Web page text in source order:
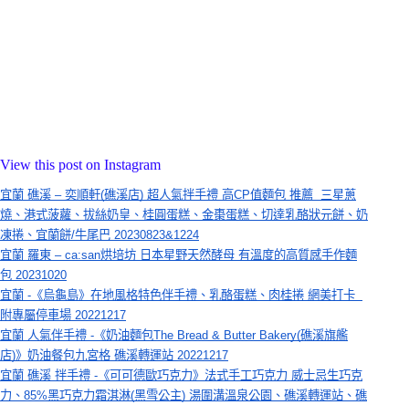
View this post on Instagram
宜蘭 礁溪 – 奕順軒(礁溪店) 超人氣拌手禮 高CP值麵包 推薦  三星蔥
燒、港式菠蘿、拔絲奶皇、桂圓蛋糕、金棗蛋糕、切達乳酪狀元餅、奶
凍捲、宜蘭餅/牛尾巴 20230823&1224
宜蘭 羅東 – ca:san烘培坊 日本星野天然酵母 有溫度的高質感手作麵
包 20231020
宜蘭 -《烏龜島》在地風格特色伴手禮、乳酪蛋糕、肉桂捲 網美打卡
附專屬停車場 20221217
宜蘭 人氣伴手禮 -《奶油麵包The Bread & Butter Bakery(礁溪旗艦
店)》奶油餐包九宮格 礁溪轉運站 20221217
宜蘭 礁溪 拌手禮 -《可可德歐巧克力》法式手工巧克力 威士忌生巧克
力、85%黑巧克力霜淇淋(黑雪公主) 湯圍溝溫泉公園、礁溪轉運站、礁